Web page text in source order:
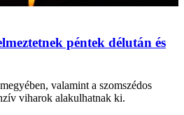
péntek délután és
valamint a szomszédos
viharok alakulhatnak ki.